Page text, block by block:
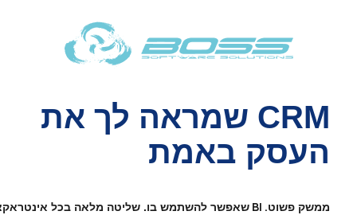
שמראה לך את
באמת
פשוט. BI
שאפשר להשתמש בו. שליטה מלאה בכל אינטראקציה